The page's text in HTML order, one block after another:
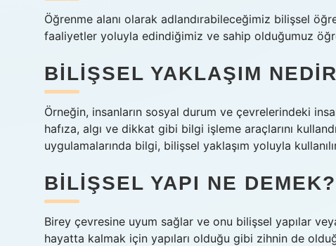
Öğrenme alanı olarak adlandırabileceğimiz bilişsel
faaliyetler yoluyla edindiğimiz ve sahip olduğumuz
BILIŞSEL YAKLAŞIM
Örneğin, insanların sosyal durum ve çevrelerindeki
hafıza, algı ve dikkat gibi bilgi işleme araçlarını
uygulamalarında bilgi, bilişsel yaklaşım yoluyla
BILIŞSEL YAPI NE DEMEK?
Birey çevresine uyum sağlar ve onu bilişsel yapılar
hayatta kalmak için yapıları olduğu gibi zihnin de